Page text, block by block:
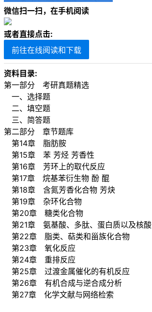
微信扫一扫，在手机阅读
或者直接点击:
前往在线阅读和下载
资料目录:
第一部分 考研真题精选
一、选择题
二、填空题
三、简答题
第二部分 章节题库
第14章 脂肪胺
第15章 苯 芳烃 芳香性
第16章 芳环上的取代反应
第17章 烷基苯衍生物 酚 醌
第18章 含氮芳香化合物 芳炔
第19章 杂环化合物
第20章 糖类化合物
第21章 氨基酸、多肽、蛋白质以及核酸
第22章 脂类、萜类和甾族化合物
第23章 氧化反应
第24章 重排反应
第25章 过渡金属催化的有机反应
第26章 有机合成与逆合成分析
第27章 化学文献与网络检索